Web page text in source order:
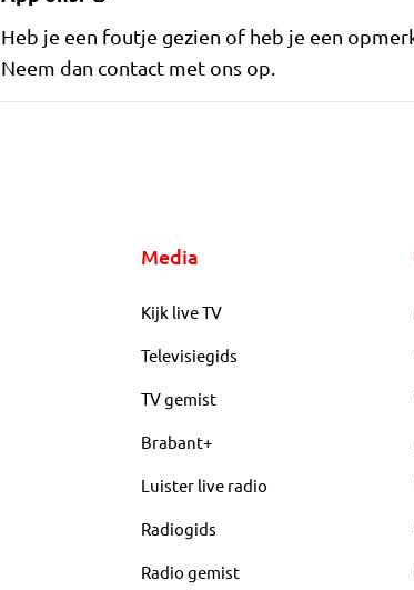
Heb je een foutje gezien of heb je een
Neem dan contact met ons op.
Media
Kijk live TV
Televisiegids
TV gemist
Brabant+
Luister live radio
Radiogids
Radio gemist